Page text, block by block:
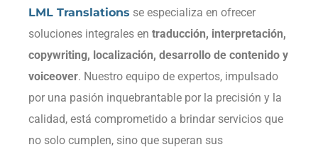
LML Translations se especializa en ofrecer
soluciones integrales en traducción, interpretación,
copywriting, localización, desarrollo de contenido y
voiceover. Nuestro equipo de expertos, impulsado
por una pasión inquebrantable por la precisión y la
calidad, está comprometido a brindar servicios que
no solo cumplen, sino que superan sus